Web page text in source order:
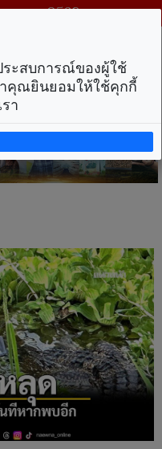
พ.ศ. 2569
ระสบการณ์ของผู้ใช้
าคุณยินยอมให้ใช้คุกกี้
า